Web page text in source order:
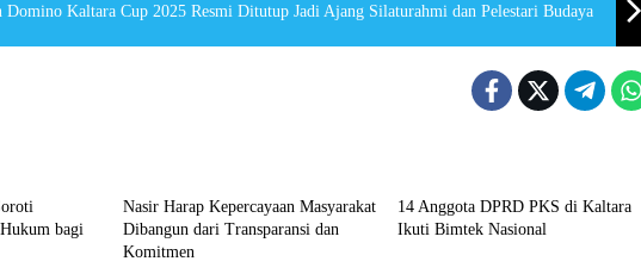
Domino Kaltara Cup 2025 Resmi Ditutup Jadi Ajang Silaturahmi dan Pelestari Budaya
bagi
Nasir Harap Kepercayaan Masyarakat
Dibangun dari Transparansi dan
Komitmen
14 Anggota DPRD PKS di Kaltara
Ikuti Bimtek Nasional